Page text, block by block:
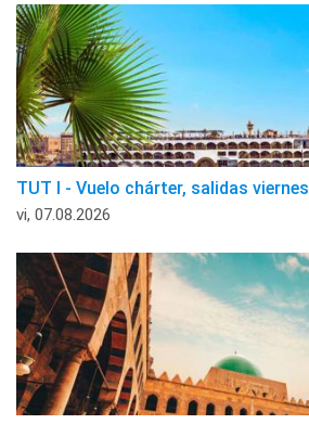
TUT I - Vuelo chárter, salidas viernes
vi, 07.08.2026